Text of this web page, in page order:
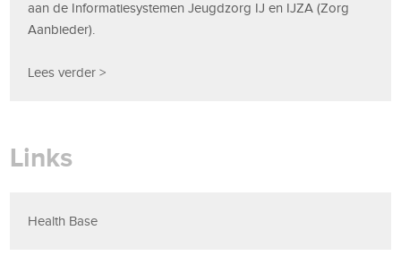
aan de Informatiesystemen Jeugdzorg IJ en IJZA (Zorg
Aanbieder).
Lees verder >
Links
Health Base